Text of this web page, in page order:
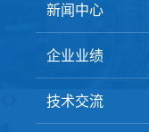
球团矿/烧结矿/块
高炉配吹煤检测设
新闻中心
企业业绩
技术交流